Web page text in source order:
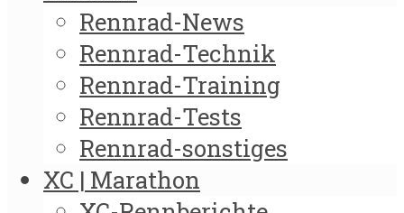
Rennrad-News
Rennrad-Technik
Rennrad-Training
Rennrad-Tests
Rennrad-sonstiges
XC | Marathon